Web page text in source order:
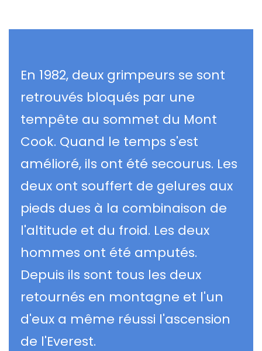
En 1982, deux grimpeurs se sont
retrouvés bloqués par une
tempête au sommet du Mont
Cook. Quand le temps s'est
amélioré, ils ont été secourus. Les
deux ont souffert de gelures aux
pieds dues à la combinaison de
l'altitude et du froid. Les deux
hommes ont été amputés.
Depuis ils sont tous les deux
retournés en montagne et l'un
d'eux a même réussi l'ascension
de l'Everest.